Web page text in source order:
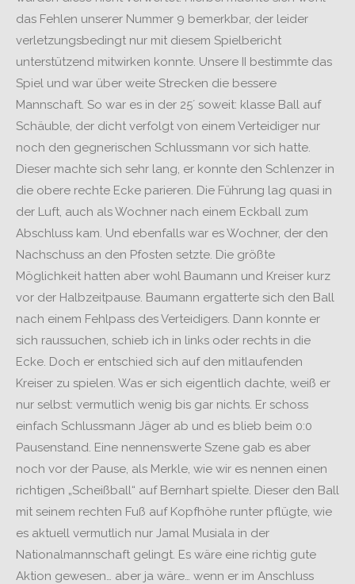
das Fehlen unserer Nummer 9 bemerkbar, der leider
verletzungsbedingt nur mit diesem Spielbericht
unterstützend mitwirken konnte. Unsere II bestimmte das
Spiel und war über weite Strecken die bessere
Mannschaft. So war es in der 25´ soweit: klasse Ball auf
Schäuble, der dicht verfolgt von einem Verteidiger nur
noch den gegnerischen Schlussmann vor sich hatte.
Dieser machte sich sehr lang, er konnte den Schlenzer in
die obere rechte Ecke parieren. Die Führung lag quasi in
der Luft, auch als Wochner nach einem Eckball zum
Abschluss kam. Und ebenfalls war es Wochner, der den
Nachschuss an den Pfosten setzte. Die größte
Möglichkeit hatten aber wohl Baumann und Kreiser kurz
vor der Halbzeitpause. Baumann ergatterte sich den Ball
nach einem Fehlpass des Verteidigers. Dann konnte er
sich raussuchen, schieb ich in links oder rechts in die
Ecke. Doch er entschied sich auf den mitlaufenden
Kreiser zu spielen. Was er sich eigentlich dachte, weiß er
nur selbst: vermutlich wenig bis gar nichts. Er schoss
einfach Schlussmann Jäger ab und es blieb beim 0:0
Pausenstand. Eine nennenswerte Szene gab es aber
noch vor der Pause, als Merkle, wie wir es nennen einen
richtigen „Scheißball“ auf Bernhart spielte. Dieser den Ball
mit seinem rechten Fuß auf Kopfhöhe runter pflügte, wie
es aktuell vermutlich nur Jamal Musiala in der
Nationalmannschaft gelingt. Es wäre eine richtig gute
Aktion gewesen… aber ja wäre… wenn er im Anschluss